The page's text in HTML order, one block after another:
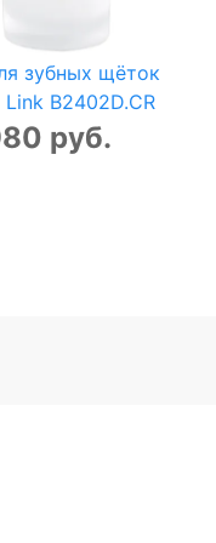
зубных щёток
B2402D.CR
руб.